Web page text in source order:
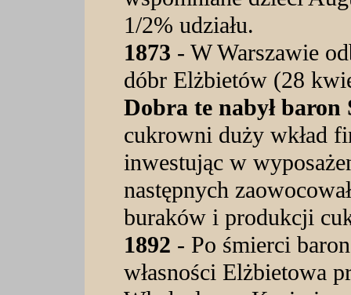
1/2% udziału.
1873 - W Warszawie
dóbr Elżbietów (28
Dobra te nabył baron
cukrowni duży wkład
inwestując w
następnych
buraków i produkcji
1892 - Po śmierci
własności Elżbietowa